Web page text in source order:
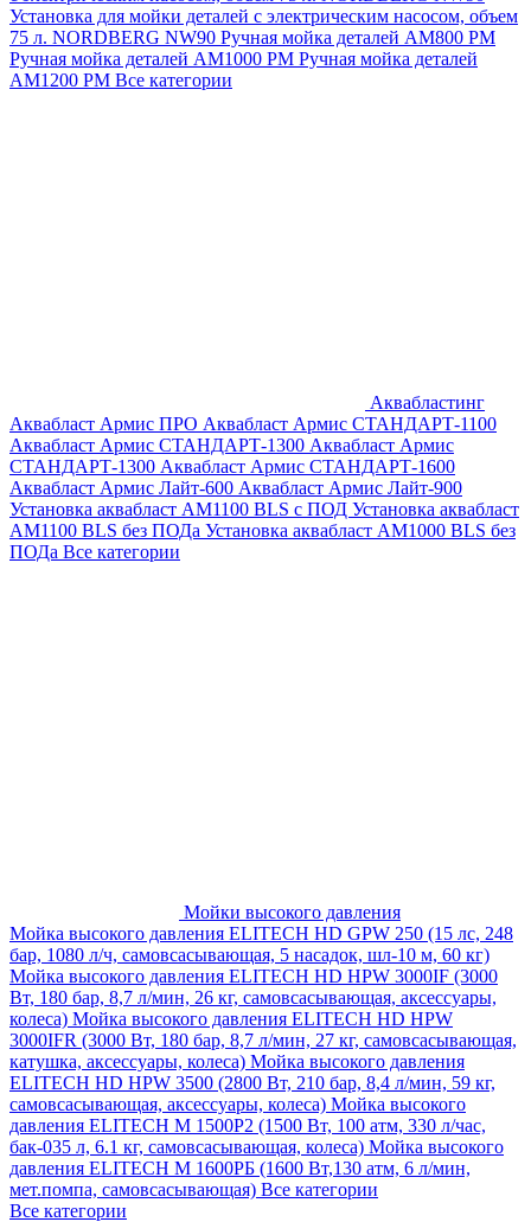
Установка для мойки деталей с электрическим насосом, объем
75 л. NORDBERG NW90 Ручная мойка деталей АМ800 РМ
Ручная мойка деталей АМ1000 РМ Ручная мойка деталей
АМ1200 РМ Все категории
Аквабластинг
Аквабласт Армис ПРО Аквабласт Армис СТАНДАРТ-1100
Аквабласт Армис СТАНДАРТ-1300 Аквабласт Армис
СТАНДАРТ-1300 Аквабласт Армис СТАНДАРТ-1600
Аквабласт Армис Лайт-600 Аквабласт Армис Лайт-900
Установка аквабласт AM1100 BLS с ПОД Установка аквабласт
AM1100 BLS без ПОДа Установка аквабласт AM1000 BLS без
ПОДа Все категории
Мойки высокого давления
Мойка высокого давления ELITECH HD GPW 250 (15 лс, 248
бар, 1080 л/ч, самовсасывающая, 5 насадок, шл-10 м, 60 кг)
Мойка высокого давления ELITECH HD HPW 3000IF (3000
Вт, 180 бар, 8,7 л/мин, 26 кг, самовсасывающая, аксессуары,
колеса) Мойка высокого давления ELITECH HD HPW
3000IFR (3000 Вт, 180 бар, 8,7 л/мин, 27 кг, самовсасывающая,
катушка, аксессуары, колеса) Мойка высокого давления
ELITECH HD HPW 3500 (2800 Вт, 210 бар, 8,4 л/мин, 59 кг,
самовсасывающая, аксессуары, колеса) Мойка высокого
давления ELITECH M 1500P2 (1500 Вт, 100 атм, 330 л/час,
бак-035 л, 6.1 кг, самовсасывающая, колеса) Мойка высокого
давления ELITECH М 1600РБ (1600 Вт,130 атм, 6 л/мин,
мет.помпа, самовсасывающая) Все категории
Все категории